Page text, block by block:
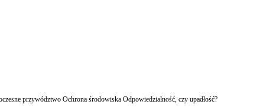
przywództwo Ochrona środowiska Odpowiedzialność, czy upadłość?